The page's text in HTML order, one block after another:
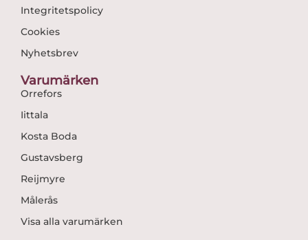
Integritetspolicy
Cookies
Nyhetsbrev
Varumärken
Orrefors
Iittala
Kosta Boda
Gustavsberg
Reijmyre
Målerås
Visa alla varumärken